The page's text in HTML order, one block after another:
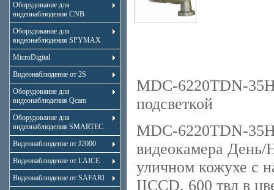
Оборудование для
видеонаблюдения CNB
Оборудование для
видеонаблюдения SPYMAX
MicroDigital
Видеонаблюдение от 2S
Оборудование для
видеонаблюдения Qcam
Оборудование для
видеонаблюдения SMARTEC
Видеонаблюдение от J2000
Видеонаблюдение от LAICE
Видеонаблюдение от SAFARI
MDC-6220TDN-
подсветкой
MDC-6220TDN-
видеокамера День/
уличном кожухе с
IICCD, 600 твл в